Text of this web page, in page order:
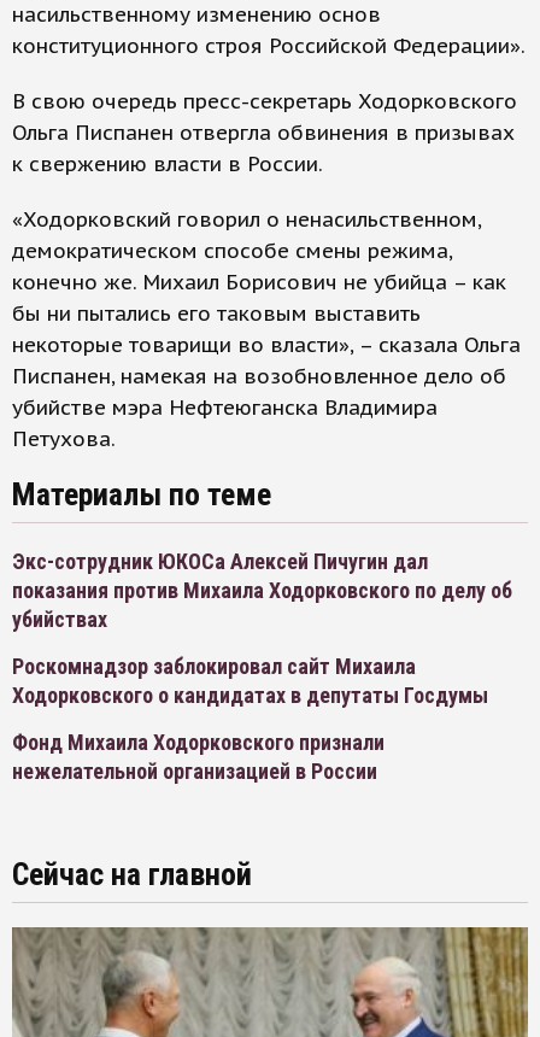
насильствен­ному изменению основ
конституционного строя Российской Федерации».
В свою очередь пресс-секретарь Ходорковского
Ольга Писпанен отвергла обвинения в призывах
к свержению власти в России.
«Ходорковский говорил о ненасильственном,
демократическом способе смены режима,
конечно же. Михаил Борисович не убийца – как
бы ни пытались его таковым выставить
некоторые товарищи во власти», – сказала Ольга
Писпанен, намекая на возобновленное дело об
убийстве мэра Нефтеюганска Владимира
Петухова.
Материалы по теме
Экс-сотрудник ЮКОСа Алексей Пичугин дал
показания против Михаила Ходорковского по делу об
убийствах
Роскомнадзор заблокировал сайт Михаила
Ходорковского о кандидатах в депутаты Госдумы
Фонд Михаила Ходорковского признали
нежелательной организацией в России
Сейчас на главной